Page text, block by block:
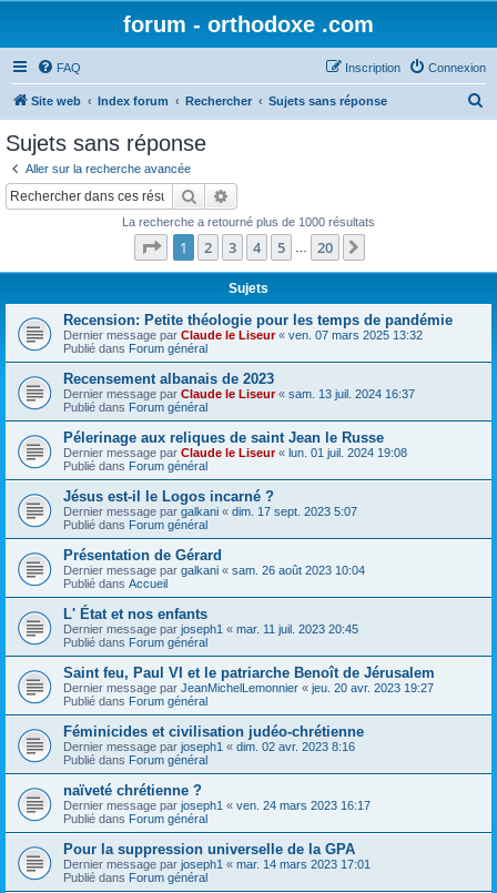
forum - orthodoxe .com
FAQ Connexion
Inscription
Site web Index forum Rechercher Sujets sans réponse
Sujets sans réponse
Aller sur la recherche avancée
Rechercher
La recherche a retourné plus de 1000 résultats
Page 1sur20
1 2 3 4 5 20
Sujets
Recension: Petite théologie pour les temps de pandémie
Dernier message par Claude le Liseur« ven. 07 mars 2025 13:32
Publié dans Forum général
Recensement albanais de 2023
Dernier message par Claude le Liseur« sam. 13 juil. 2024 16:37
Publié dans Forum général
Pélerinage aux reliques de saint Jean le Russe
Dernier message par Claude le Liseur« lun. 01 juil. 2024 19:08
Publié dans Forum général
Jésus est-il le Logos incarné ?
Dernier message par galkani « dim. 17 sept. 2023 5:07
Publié dans Forum général
Présentation de Gérard
Dernier message par galkani « sam. 26 août 2023 10:04
Publié dans Accueil
L' État et nos enfants
Dernier message par joseph1 « mar. 11 juil. 2023 20:45
Publié dans Forum général
Saint feu, Paul VI et le patriarche Benoît de Jérusalem
Dernier message par JeanMichelLemonnier « jeu. 20 avr. 2023 19:27
Publié dans Forum général
Féminicides et civilisation judéo-chrétienne
Dernier message par joseph1 « dim. 02 avr. 2023 8:16
Publié dans Forum général
naïveté chrétienne ?
Dernier message par joseph1 « ven. 24 mars 2023 16:17
Publié dans Forum général
Pour la suppression universelle de la GPA
Dernier message par joseph1 « mar. 14 mars 2023 17:01
Publié dans Forum général